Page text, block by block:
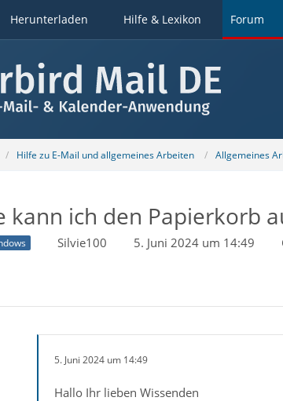
Herunterladen Hilfe & Lexikon Forum
Hilfe zu E-Mail und allgemeines Arbeiten Allgemeines
kann ich den Papierkorb
Silvie100 5. Juni 2024 um 14:49
5. Juni 2024 um 14:49
Hallo Ihr lieben Wissenden